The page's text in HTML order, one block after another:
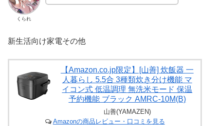
くられ
新生活向け家電その他
【Amazon.co.jp限定】[山善] 炊飯器 一
人暮らし 5.5合 3種類炊き分け機能 マ
イコン式 低温調理 無洗米モード 保温
予約機能 ブラック AMRC-10M(B)
山善(YAMAZEN)
Amazonの商品レビュー・口コミを見る